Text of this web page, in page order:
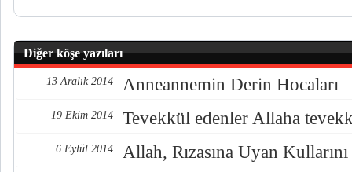
Diğer köşe yazıları
13 Aralık 2014 Anneannemin Derin Hocaları
19 Ekim 2014 Tevekkül edenler Allaha
6 Eylül 2014 Allah, Rızasına Uyan